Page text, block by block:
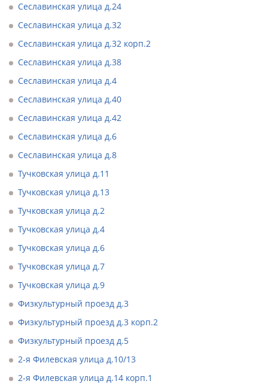
Сеславинская улица д.24
Сеславинская улица д.32
Сеславинская улица д.32 корп.2
Сеславинская улица д.38
Сеславинская улица д.4
Сеславинская улица д.40
Сеславинская улица д.42
Сеславинская улица д.6
Сеславинская улица д.8
Тучковская улица д.11
Тучковская улица д.13
Тучковская улица д.2
Тучковская улица д.4
Тучковская улица д.6
Тучковская улица д.7
Тучковская улица д.9
Физкультурный проезд д.3
Физкультурный проезд д.3 корп.2
Физкультурный проезд д.5
2-я Филевская улица д.10/13
2-я Филевская улица д.14 корп.1